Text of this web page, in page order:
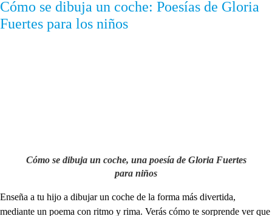
Cómo se dibuja un coche: Poesías de Gloria
Fuertes para los niños
Cómo se dibuja un coche, una poesía de Gloria Fuertes
para niños
Enseña a tu hijo a dibujar un coche de la forma más divertida,
mediante un poema con ritmo y rima. Verás cómo te sorprende ver que